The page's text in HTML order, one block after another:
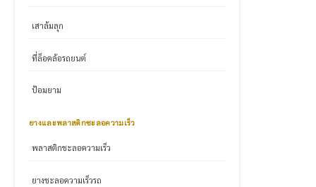
เสาล้มลุก
ที่ล็อคล้อรถยนต์
ป้อมยาม
ยางและพลาสติกชะลอความเร็ว
พลาสติกชะลอความเร็ว
ยางชะลอความเร็วรถ